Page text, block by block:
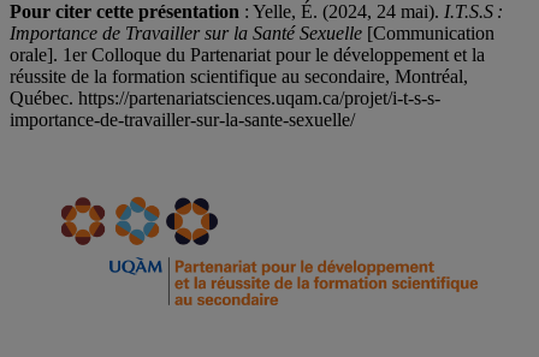
Pour citer cette présentation : Yelle, É. (2024, 24 mai). I.T.S.S :
Importance de Travailler sur la Santé Sexuelle [Communication
orale]. 1er Colloque du Partenariat pour le développement et la
réussite de la formation scientifique au secondaire, Montréal,
Québec. https://partenariatsciences.uqam.ca/projet/i-t-s-s-
importance-de-travailler-sur-la-sante-sexuelle/